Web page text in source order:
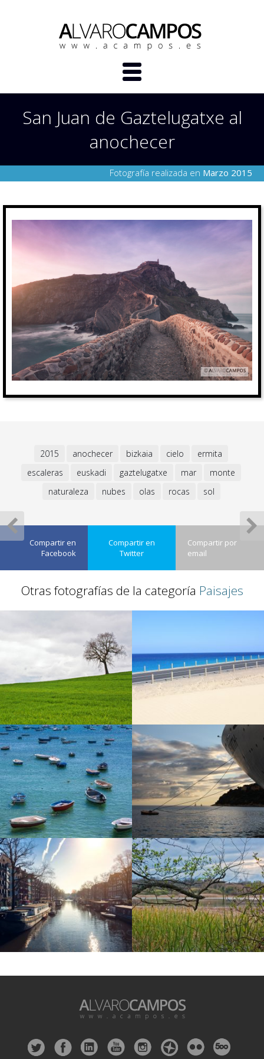
San Juan de Gaztelugatxe al
anochecer
Fotografía realizada en Marzo 2015
2015 anochecer bizkaia cielo
ermita
escaleras
euskadi gaztelugatxe mar
monte
naturaleza
nubes olas rocas sol
Compartir en
Facebook
Compartir en
Twitter
Compartir por
email
Otras fotografías de la categoría Paisajes